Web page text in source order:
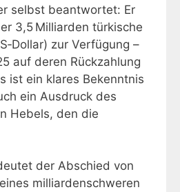
selbst beantwortet: Er
3,5 Milliarden türkische
zur Verfügung –
auf deren Rückzahlung
ist ein klares Bekenntnis
ein Ausdruck des
Hebels, den die
der Abschied von
milliardenschweren